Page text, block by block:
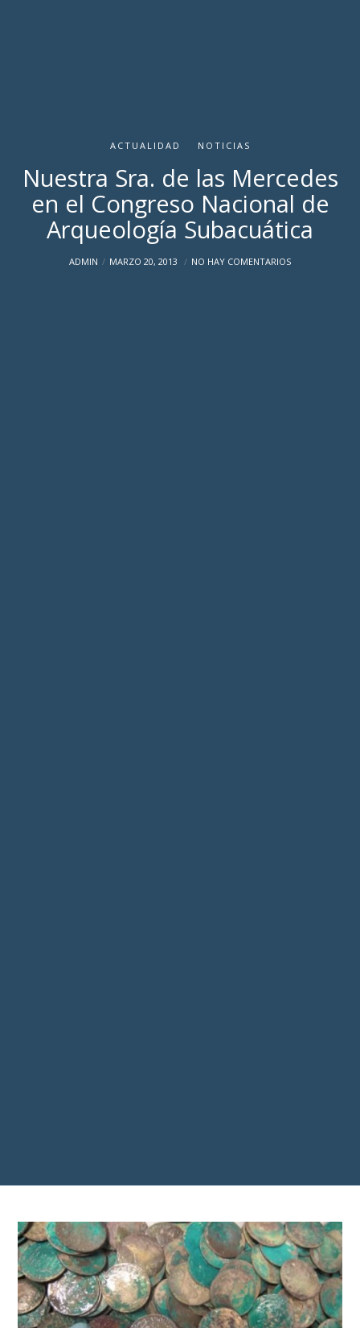
ACTUALIDAD NOTICIAS
Nuestra Sra. de las Mercedes
en el Congreso Nacional de
Arqueología Subacuática
ADMIN MARZO 20, 2013 NO HAY COMENTARIOS